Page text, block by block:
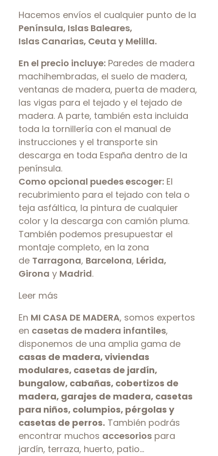
Hacemos envíos el cualquier punto de la
Península, Islas Baleares,
Islas Canarias, Ceuta y Melilla.
En el precio incluye: Paredes de madera
machihembradas, el suelo de madera,
ventanas de madera, puerta de madera,
las vigas para el tejado y el tejado de
madera. A parte, también esta incluida
toda la tornillería con el manual de
instrucciones y el transporte sin
descarga en toda España dentro de la
península.
Como opcional puedes escoger: El
recubrimiento para el tejado con tela o
teja asfáltica, la pintura de cualquier
color y la descarga con camión pluma.
También podemos presupuestar el
montaje completo, en la zona
de Tarragona, Barcelona, Lérida,
Girona y Madrid.
Leer más
En MI CASA DE MADERA, somos expertos
en casetas de madera infantiles,
disponemos de una amplia gama de
casas de madera, viviendas
modulares, casetas de jardín,
bungalow, cabañas, cobertizos de
madera, garajes de madera, casetas
para niños, columpios, pérgolas y
casetas de perros. También podrás
encontrar muchos accesorios para
jardín, terraza, huerto, patio…